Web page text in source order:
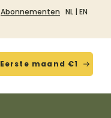
Abonnementen NL | EN
Eerste maand €1